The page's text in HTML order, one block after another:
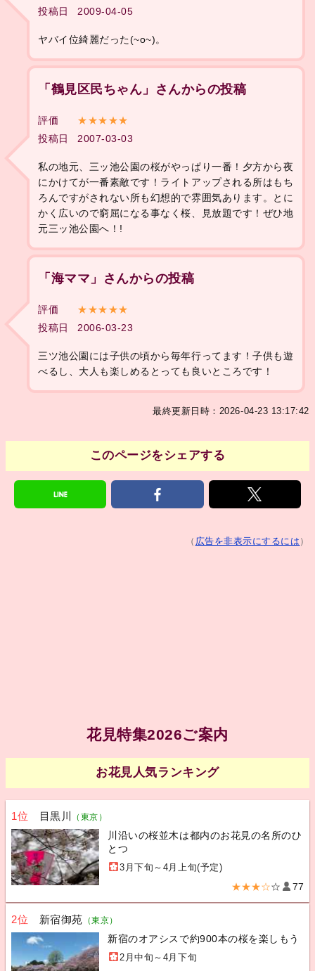
投稿日
2009-04-05
ヤバイ位綺麗だった(~o~)。
「鶴見区民ちゃん」さんからの投稿
評価
★★★★★
投稿日
2007-03-03
私の地元、三ッ池公園の桜がやっぱり一番！夕方から夜
にかけてが一番素敵です！ライトアップされる所はもち
ろんですがされない所も幻想的で雰囲気あります。とに
かく広いので窮屈になる事なく桜、見放題です！ぜひ地
元三ッ池公園へ！!
「海ママ」さんからの投稿
評価
★★★★★
投稿日
2006-03-23
三ツ池公園には子供の頃から毎年行ってます！子供も遊
べるし、大人も楽しめるとっても良いところです！
最終更新日時：2026-04-23 13:17:42
このページをシェアする
（ 広告を非表示にするには ）
花見特集2026ご案内
お花見人気ランキング
1位 目黒川 （東京）
川沿いの桜並木は都内のお花見の名所のひ
とつ
3月下旬～4月上旬(予定)
★★★☆☆ 77
2位 新宿御苑 （東京）
新宿のオアシスで約900本の桜を楽しもう
2月中旬～4月下旬